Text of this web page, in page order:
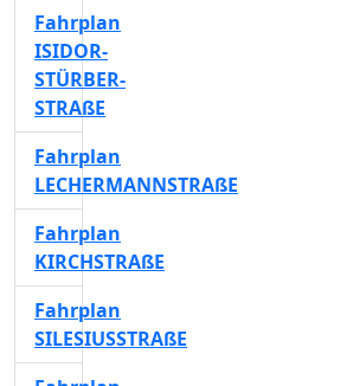
Fahrplan
ISIDOR-
STÜRBER-
STRAßE
Fahrplan
LECHERMANNSTRAßE
Fahrplan
KIRCHSTRAßE
Fahrplan
SILESIUSSTRAßE